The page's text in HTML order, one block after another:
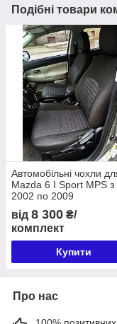
Подібні товари
Автомобільні чохли
Mazda 6 I Sport MPS з
2002 по 2009
від 8 300 ₴/
комплект
Купити
Про нас